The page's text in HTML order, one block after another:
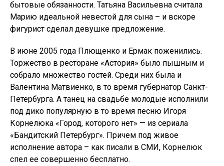
бытовые обязанности. Татьяна Васильевна считала
Марию идеальной невестой для сына – и вскоре
фигурист сделал девушке предложение.
В июне 2005 года Плющенко и Ермак поженились.
Торжество в ресторане «Астория» было пышным и
собрало множество гостей. Среди них была и
Валентина Матвиенко, в то время губернатор Санкт-
Петербурга. А танец на свадьбе молодые исполнили
под дико популярную в то время песню Игоря
Корнелюка «Город, которого нет» — из сериала
«Бандитский Петербург». Причем под живое
исполнение автора – как писали в СМИ, Корнелюк
спел ее совершенно бесплатно.